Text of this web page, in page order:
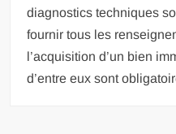
diagnostics techniques
fournir tous les
l’acquisition d’un bien
d’entre eux sont